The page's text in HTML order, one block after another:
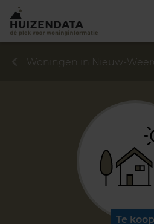
Woningen in Nieuw-
Te koop